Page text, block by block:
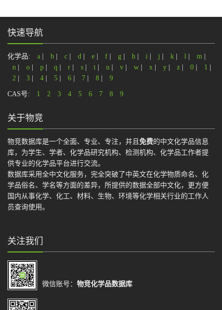
快速导航
化学品: a b c d e f g h i j k l m
n
o p q r s t u v w x y z 0 1
2
3 4 5 6 7 8 9
CAS号: 1 2 3 4 5 6 7 8 9
关于物竞
物竞数据库是一个全面、专业、专注，并且 免费的中文化学品信息
库，为学生、学者、化学品研究机构、检测机构、化学品工作者提
供专业的化学品平台进行交流。
数据库采用全中文化服务，完全突破了中英文在化学物质命名、化
学品俗名、学名等方面的差异，所提供的数据全部中文化，更方便
国内从事化学、化工、材料、生物、环境等化学相关行业的工作人
员查询使用。
关注我们
微信账号： 物竞化学品数据库